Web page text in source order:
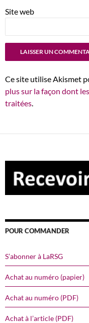
Site web
Ce site utilise Akismet
plus sur la façon dont
traitées.
POUR COMMANDER
S’abonner à LaRSG
Achat au numéro (papier)
Achat au numéro (PDF)
Achat à l’article (PDF)